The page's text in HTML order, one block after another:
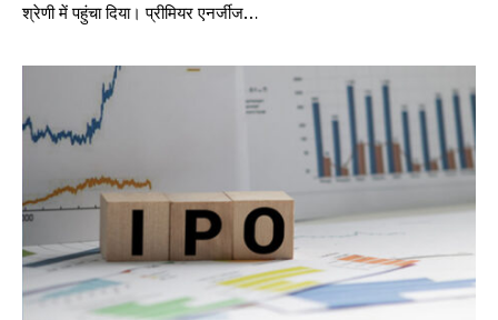
श्रेणी में पहुंचा दिया। प्रीमियर एनर्जीज…